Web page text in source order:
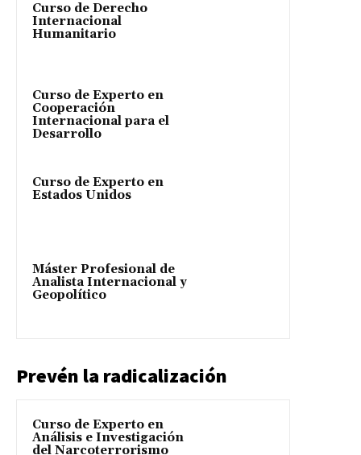
Curso de Derecho
Internacional
Humanitario
Curso de Experto en
Cooperación
Internacional para el
Desarrollo
Curso de Experto en
Estados Unidos
Máster Profesional de
Analista Internacional y
Geopolítico
Prevén la radicalización
Curso de Experto en
Análisis e Investigación
del Narcoterrorismo